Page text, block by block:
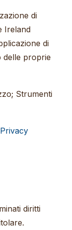
di
Ireland
di
delle proprie
Strumenti
Privacy
diritti